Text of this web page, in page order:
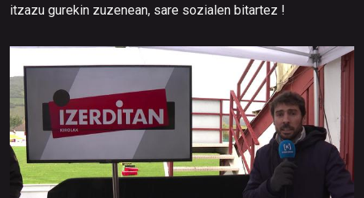
itzazu gurekin zuzenean, sare sozialen bitartez !